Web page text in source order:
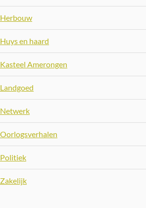
Herbouw
Huys en haard
Kasteel Amerongen
Landgoed
Netwerk
Oorlogsverhalen
Politiek
Zakelijk